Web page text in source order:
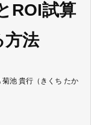
ROI試算
方法
菊池 貴行（きくち たか